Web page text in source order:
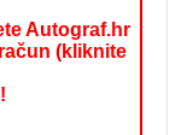
Autograf.hr
(kliknite